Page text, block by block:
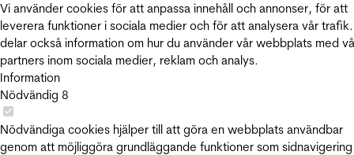
Vi använder cookies för att anpassa innehåll och annonser, för att
leverera funktioner i sociala medier och för att analysera vår
delar också information om hur du använder vår webbplats med
partners inom sociala medier, reklam och analys.
Information
Nödvändig 8
Nödvändiga cookies hjälper till att göra en webbplats användbar
genom att möjliggöra grundläggande funktioner som